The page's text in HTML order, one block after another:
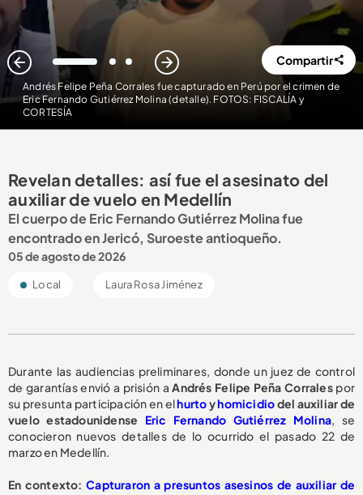
Andrés Felipe Peña Corrales fue capturado en Perú por el crimen de
Eric Fernando Gutiérrez Molina (detalle). FOTOS: FISCALÍA y
CORTESÍA
1 2 3 Compartir
Revelan detalles: así fue el asesinato del
auxiliar de vuelo en Medellín
El cuerpo de Eric Fernando Gutiérrez Molina fue
encontrado en Jericó, Suroeste antioqueño.
05 de agosto de 2026
Local Laura Rosa Jiménez
Durante las audiencias preliminares, donde un juez de control
de garantías envió a prisión aAndrés Felipe Peña Corralespor
su presunta participación en elhurtoyhomicidiodel auxiliar de
vuelo estadounidense Eric Fernando Gutiérrez Molina, se
conocieron nuevos detalles de lo ocurrido el pasado 22 de
marzo en Medellín.
En contexto: Capturaron a presuntos asesinos de auxiliar de